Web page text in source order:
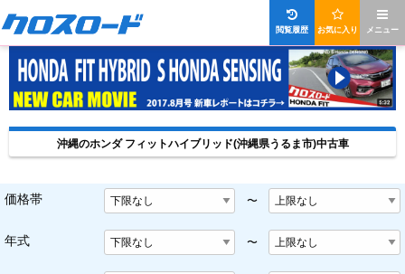
メニュー
お気に入り
閲覧履歴
沖縄のホンダ フィットハイブリッド(沖縄県うるま市)中古車
価格帯 〜
年式 〜